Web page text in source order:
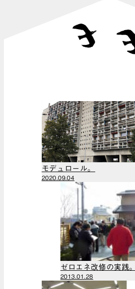
出張（40）
食べる（28）
休日（5）
本（8）
しごと（130）
物件紹介
（324）
ＯＭソーラー
仲間たち
（24）
歴史シリーズ。
（1）
メンテナンス
（12）
会社（32）
家のこと（9）
モデュロール。
2020.09.04
ゼロエネ改修の実践。
2013.01.28